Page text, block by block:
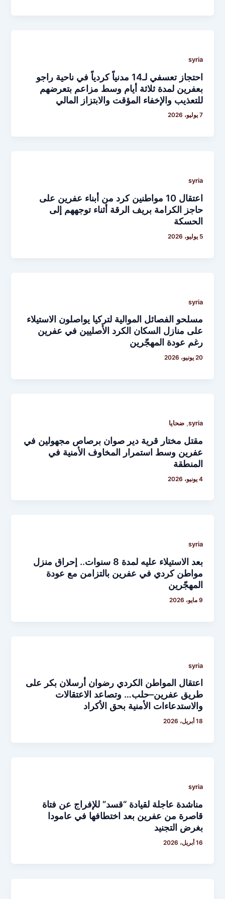
syria
احتجاز تعسفي لـ14 مدنياً كردياً في ناحية راجو
بعفرين لمدة ثلاثة أيام وسط مزاعم بتعرضهم
للتعذيب والإخفاء المؤقت والابتزاز المالي
7 يوليو، 2026
syria
اعتقال 10 مواطنين كرد من أبناء عفرين على
حاجز الكرامة بريف الرقة أثناء توجههم إلى
الحسكة
5 يوليو، 2026
syria
مسلحو الفصائل الموالية لتركيا يواصلون الاستيلاء
على منازل السكان الكرد الأصليين في عفرين
رغم عودة المهجّرين
20 يونيو، 2026
syria
,ضحايا
مقتل مختار قرية دير صوان برصاص مجهولين في
عفرين وسط استمرار المخاوف الأمنية في
المنطقة
4 يونيو، 2026
syria
بعد الاستيلاء عليه لمدة 8 سنوات.. إحراق منزل
مواطن كردي في عفرين بالتزامن مع عودة
المهجّرين
9 مايو، 2026
syria
اعتقال المواطن الكردي رضوان أرسلان بكر على
طريق عفرين–حلب… وتصاعد الاعتقالات
والاستدعاءات الأمنية بحق الأكراد
18 أبريل، 2026
syria
مناشدة عاجلة لقيادة “قسد” للإفراج عن فتاة
قاصرة من عفرين بعد اختطافها في عامودا
بغرض التجنيد
16 أبريل، 2026